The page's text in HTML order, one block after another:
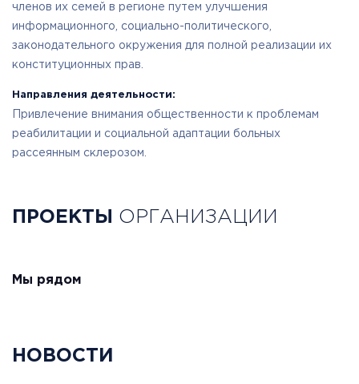
членов их семей в регионе путем улучшения
информационного, социально-политического,
законодательного окружения для полной реализации их
конституционных прав.
Направления деятельности:
Привлечение внимания общественности к проблемам
реабилитации и социальной адаптации больных
рассеянным склерозом.
ПРОЕКТЫ ОРГАНИЗАЦИИ
Мы рядом
НОВОСТИ